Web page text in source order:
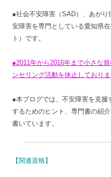
●社会不安障害（SAD）、あが
安障害を専門としている愛知県
ト）です。
●2011年から2016年まで小さな
ンセリング活動を休止しておりま
●本ブログでは、不安障害を克服
するためのヒント、専門書の紹
書いています。
【関連資格】